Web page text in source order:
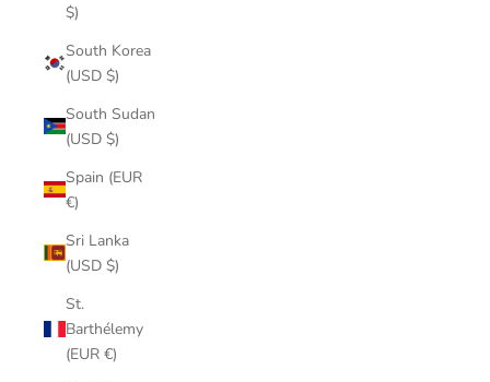
$)
South Korea
(USD $)
South Sudan
(USD $)
Spain (EUR
€)
Sri Lanka
(USD $)
St.
Barthélemy
(EUR €)